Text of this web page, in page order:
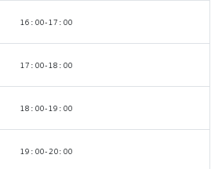
16:00-17:00
17:00-18:00
18:00-19:00
19:00-20:00